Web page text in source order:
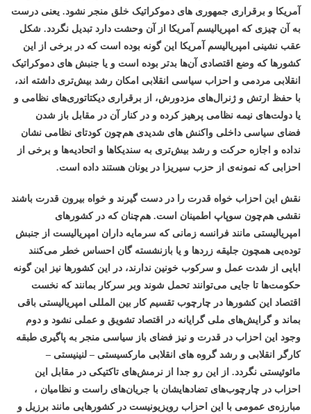
آمریکا و برقراری جمهوری های دموکراتیک خلق منجر نشود. یعنی درست
به آن چیزی که امپریالیسم آمریکا از آن وحشت دارد تبدیل نگردد. شکل
عقب نشینی امپریالیسم آمریکا این گونه بوده است که در برخی از این
کشورها که وضع اقتصادی آن‌ها بدتر بوده است و یا جنبش های دموکراتیک
انقلابی مردمی و احزاب سیاسی انقلابی امکان رشد بیش‌تری داشته اند،
با حفظ ارتش و ژنرال‌های مزدورش، از برقراری دیکتاتوری‌های نظامی و
یا دولت‌های نیمه نظامی پرهیز کرده و در کنار آن در مقابل باز شدن
فضای سیاسی داخلی واکنش های شدیدی هم‌چون کودتای نظامی نشان
نداده و اجازه حرکت و رشد بیش‌تری به سندیکاها و اتحادیه‌ها و برخی از
احزابی که نمونه‌ی از حزب سیریزا در یونان هستند داده است.
نقش این احزاب خواه قدرت را در دست گیرند و خواه بیرون قدرت باشند
نقشی هم‌چون سوپاپ اطمینان است. هم‌چنان که در کشورهای
امپریالیستی مانند فرانسه زمانی که سرمایه داران امپریالیست از جنبش
توده‌یی همچون جلیقه زردها و یا بازنشسته گان احساس خطر می‌کنند
ابایی از شدت عمل و سرکوب خونین ندارند، در این کشورها نیز این گونه
حکومت‌ها تا جایی می‌توانند تحمل شوند وبر سرکار بمانند که نخست
اقتصاد این کشورها در چارچوب تقسیم کار بین المللی امپریالیستی باقی
بماند و گرایش‌های ملی گرایانه در اقتصاد تشویق و عملی نشود و دوم
وجود این احزاب در قدرت و نیز فضای باز سیاسی منجر به پاگیری طبقه
کارگر انقلابی و رشد گروه های انقلابی مارکسیستی – لنینیستی –
مائوئیستی نگردد. از این رو جدا از نرمش‌های تاکتیکی در مقابل این
احزاب در چارچوب‌های تضادهایشان با جریان‌های راست و نظامیان ،
مبارزه‌ی عمومی با این احزاب رویزیونیست در کشورهایی مانند برزیل و